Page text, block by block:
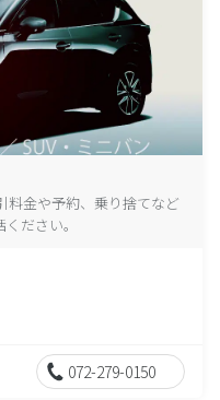
料金や予約、乗り捨てなど
ださい。
072-279-0150